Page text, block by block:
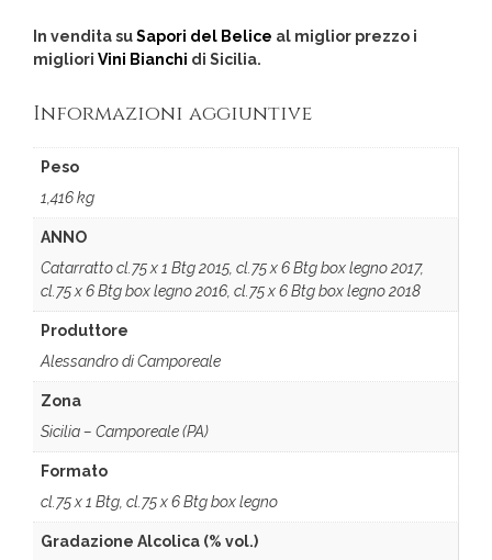
In vendita suSapori del Belice al miglior prezzo i
migliori Vini Bianchi di Sicilia.
Informazioni aggiuntive
Peso
1,416 kg
ANNO
Catarratto cl.75 x 1 Btg 2015, cl.75 x 6 Btg box legno 2017,
cl.75 x 6 Btg box legno 2016, cl.75 x 6 Btg box legno 2018
Produttore
Alessandro di Camporeale
Zona
Sicilia – Camporeale (PA)
Formato
cl.75 x 1 Btg, cl.75 x 6 Btg box legno
Gradazione Alcolica (% vol.)